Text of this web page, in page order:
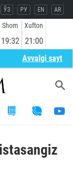
ЎЗ РУ EN AR
Shom
19:32
Xufton
21:00
Avvalgi sayt